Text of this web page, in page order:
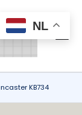
KB734
NL